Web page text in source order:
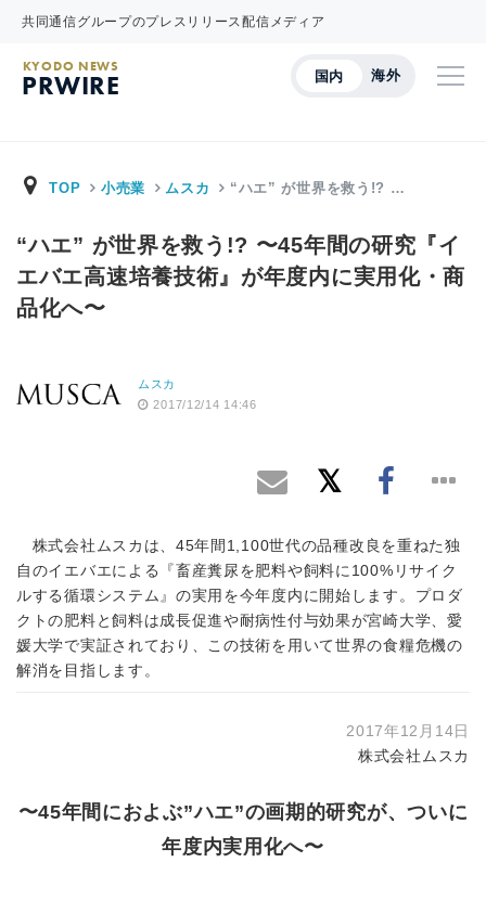
共同通信グループのプレスリリース配信メディア
国内 海外
KYODO NEWS
PRWIRE
TOP 小売業 ムスカ “ハエ” が世界を救う!? …
“ハエ” が世界を救う!? 〜45年間の研究『イ
エバエ高速培養技術』が年度内に実用化・商
品化へ〜
ムスカ
2017/12/14 14:46
株式会社ムスカは、45年間1,100世代の品種改良を重ねた独
自のイエバエによる『畜産糞尿を肥料や飼料に100%リサイク
ルする循環システム』の実用を今年度内に開始します。プロダ
クトの肥料と飼料は成長促進や耐病性付与効果が宮崎大学、愛
媛大学で実証されており、この技術を用いて世界の食糧危機の
解消を目指します。
2017年12月14日
株式会社ムスカ
〜45年間におよぶ”ハエ”の画期的研究が、ついに
年度内実用化へ〜